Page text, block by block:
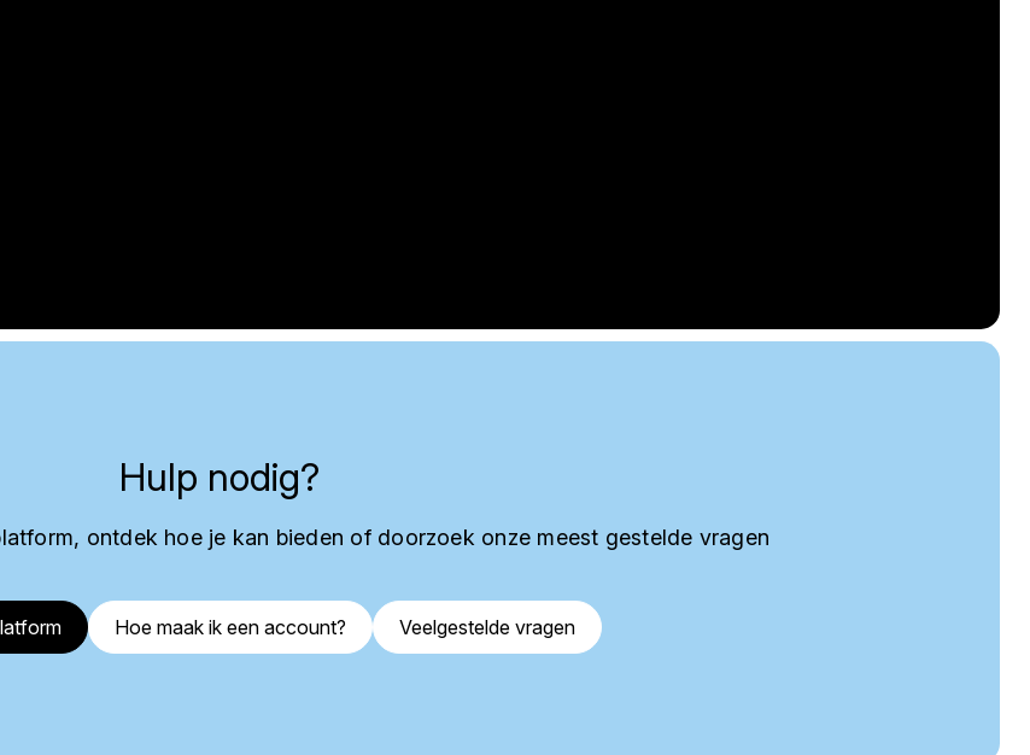
Hulp nodig?
ontdek hoe je kan bieden of doorzoek onze meest gestelde vragen
Hoe maak ik een account? Veelgestelde vragen